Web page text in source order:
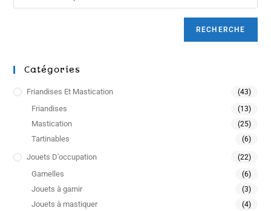
RECHERCHE
Catégories
Friandises Et Mastication (43)
Friandises (13)
Mastication (25)
Tartinables (6)
Jouets D'occupation (22)
Gamelles (6)
Jouets à garnir (3)
Jouets à mastiquer (4)